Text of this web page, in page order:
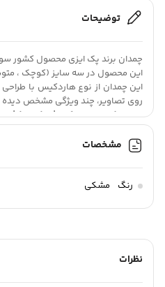
توضیحات
چمدان برند پک ایزی محصول کشور
این محصول در سه سایز (کوچک ،
این چمدان از نوع هارد‌کیس با
روی تصاویر، چند ویژگی مشخص
بدنه بافت‌دار برای کاهش خط و خش
چرخ‌های دوبل ۳۶۰ درجه
فضای داخلی
جیب توری داخلی
طراحی داخلی ساده و کاربردی
این محصول در سه سایز (کوچک ،
این چمدان از نوع هارد‌کیس با
فضای
مشخصات
رنگ مشکی
نظرات